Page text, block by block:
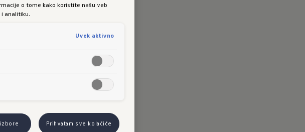
o tome kako koristite našu veb
analitiku.
Uvek aktivno
Prihvatam sve kolačiće